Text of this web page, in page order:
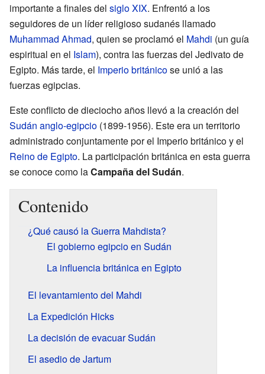
importante a finales del siglo XIX. Enfrentó a los
seguidores de un líder religioso sudanés llamado
Muhammad Ahmad, quien se proclamó el Mahdi (un guía
espiritual en el Islam), contra las fuerzas del Jedivato de
Egipto. Más tarde, el Imperio británicose unió a las
fuerzas egipcias.
Este conflicto de dieciocho años llevó a la creación del
Sudán anglo-egipcio (1899-1956). Este era un territorio
administrado conjuntamente por el Imperio británico y el
Reino de Egipto. La participación británica en esta guerra
se conoce como laCampaña del Sudán.
Contenido
¿Qué causó la Guerra Mahdista?
El gobierno egipcio en Sudán
La influencia británica en Egipto
El levantamiento del Mahdi
La Expedición Hicks
La decisión de evacuar Sudán
El asedio de Jartum